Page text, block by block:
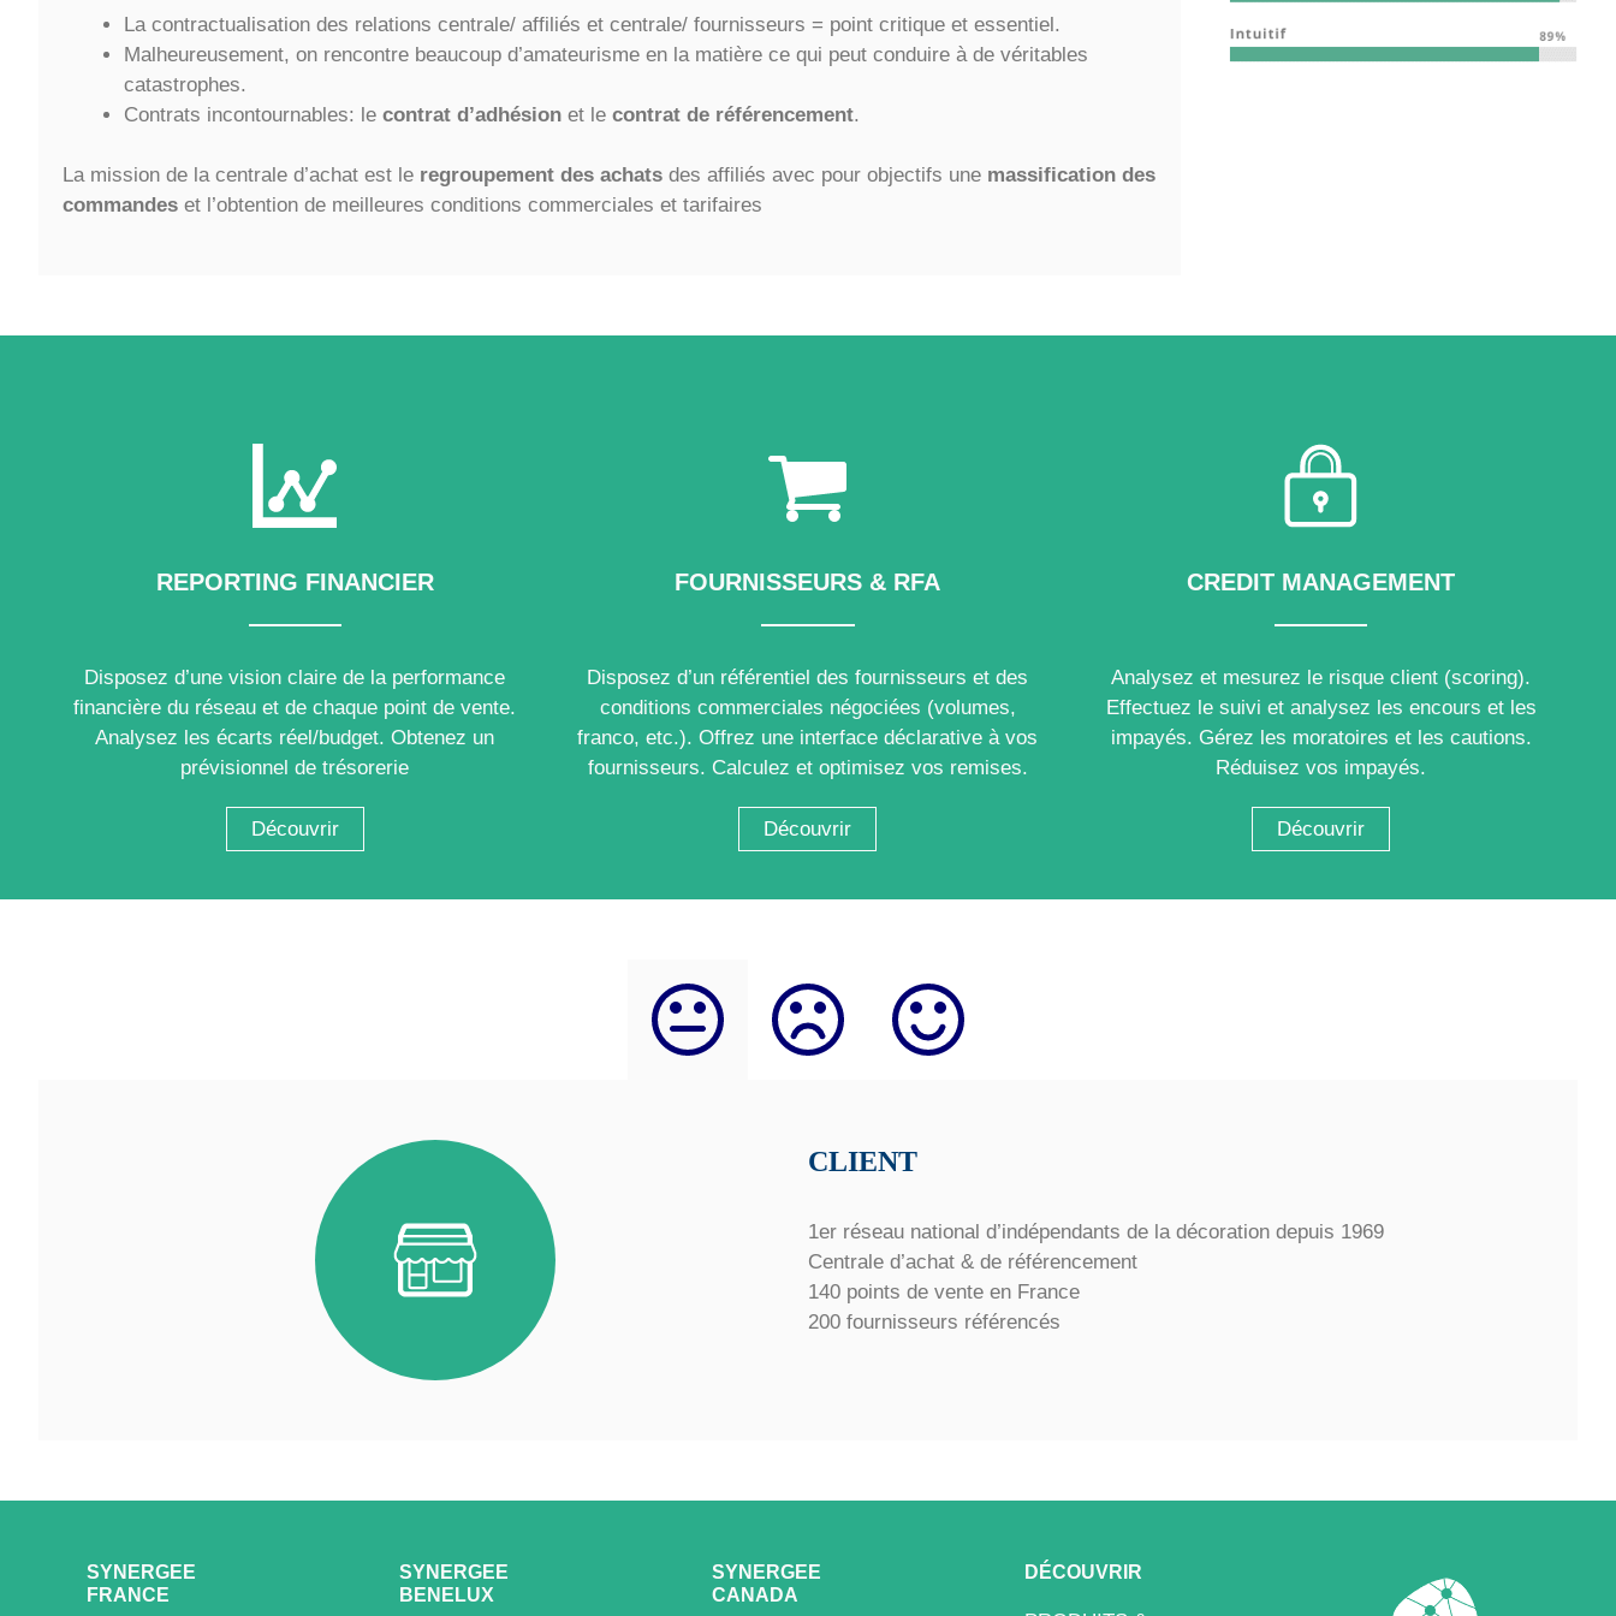
La contractualisation des relations centrale/ affiliés et centrale/ fournisseurs = point critique et essentiel.
Malheureusement, on rencontre beaucoup d’amateurisme en la matière ce qui peut conduire à de véritables
catastrophes.
Contrats incontournables: le contrat d’adhésion et le contrat de référencement.
La mission de la centrale d’achat est le regroupement des achats des affiliés avec pour objectifs une massification des
commandes et l’obtention de meilleures conditions commerciales et tarifaires
REPORTING FINANCIER
Disposez d’une vision claire de la performance
financière du réseau et de chaque point de vente.
Analysez les écarts réel/budget. Obtenez un
prévisionnel de trésorerie
Découvrir
FOURNISSEURS & RFA
Disposez d’un référentiel des fournisseurs et des
conditions commerciales négociées (volumes,
franco, etc.). Offrez une interface déclarative à vos
fournisseurs. Calculez et optimisez vos remises.
Découvrir
CREDIT MANAGEMENT
Analysez et mesurez le risque client (scoring).
Effectuez le suivi et analysez les encours et les
impayés. Gérez les moratoires et les cautions.
Réduisez vos impayés.
Découvrir
CLIENT
1er réseau national d’indépendants de la décoration depuis 1969
Centrale d’achat & de référencement
140 points de vente en France
200 fournisseurs référencés
SYNERGEE
FRANCE
SYNERGEE
BENELUX
SYNERGEE
CANADA
DÉCOUVRIR